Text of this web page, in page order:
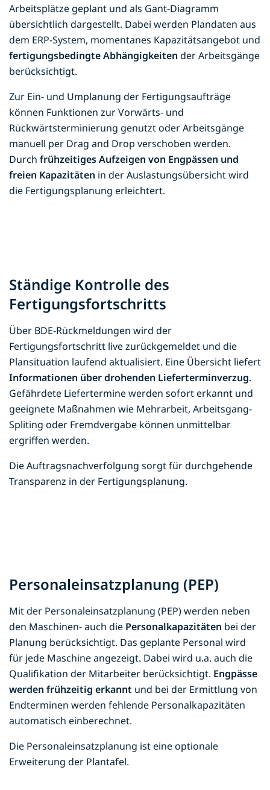
Arbeitsplätze geplant und als Gant-Diagramm
übersichtlich dargestellt. Dabei werden Plandaten aus
dem ERP-System, momentanes Kapazitätsangebot und
fertigungsbedingte Abhängigkeiten der Arbeitsgänge
berücksichtigt.
Zur Ein- und Umplanung der Fertigungsaufträge
können Funktionen zur Vorwärts- und
Rückwärtsterminierung genutzt oder Arbeitsgänge
manuell per Drag and Drop verschoben werden.
Durch frühzeitiges Aufzeigen von Engpässen und
freien Kapazitäten in der Auslastungsübersicht wird
die Fertigungsplanung erleichtert.
Ständige Kontrolle des
Fertigungsfortschritts
Über BDE-Rückmeldungen wird der
Fertigungsfortschritt live zurückgemeldet und die
Plansituation laufend aktualisiert. Eine Übersicht liefert
Informationen über drohenden Lieferterminverzug.
Gefährdete Liefertermine werden sofort erkannt und
geeignete Maßnahmen wie Mehrarbeit, Arbeitsgang-
Spliting oder Fremdvergabe können unmittelbar
ergriffen werden.
Die Auftragsnachverfolgung sorgt für durchgehende
Transparenz in der Fertigungsplanung.
Personaleinsatzplanung (PEP)
Mit der Personaleinsatzplanung (PEP) werden neben
den Maschinen- auch die Personalkapazitäten bei der
Planung berücksichtigt. Das geplante Personal wird
für jede Maschine angezeigt. Dabei wird u.a. auch die
Qualifikation der Mitarbeiter berücksichtigt. Engpässe
werden frühzeitig erkannt und bei der Ermittlung von
Endterminen werden fehlende Personalkapazitäten
automatisch einberechnet.
Die Personaleinsatzplanung ist eine optionale
Erweiterung der Plantafel.